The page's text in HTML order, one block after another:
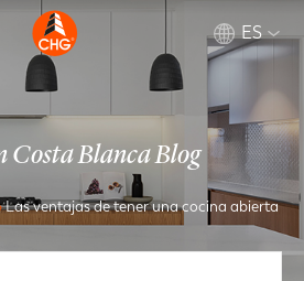
ES
Costa Blanca Blog
Las ventajas de tener una cocina abierta